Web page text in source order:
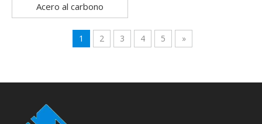
Acero al carbono
DIN934 Tuerca hexagonal
1 2 3 4 5 »